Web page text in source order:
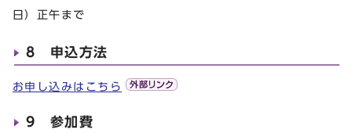
日）正午まで
8 申込方法
お申し込みはこちら
9 参加費